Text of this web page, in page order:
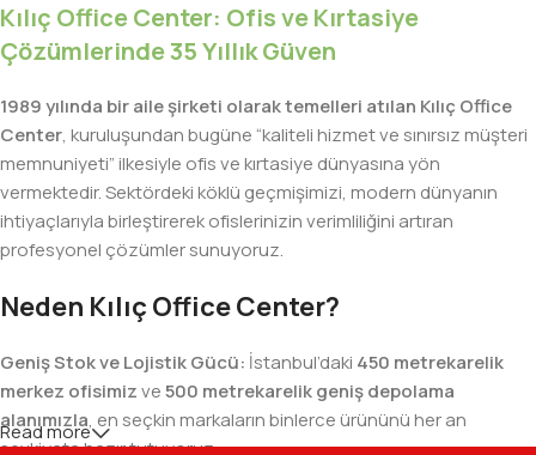
Kılıç Office Center: Ofis ve Kırtasiye
Çözümlerinde 35 Yıllık Güven
1989 yılında bir aile şirketi olarak temelleri atılan Kılıç Office
Center, kuruluşundan bugüne “kaliteli hizmet ve sınırsız müşteri
memnuniyeti” ilkesiyle ofis ve kırtasiye dünyasına yön
vermektedir. Sektördeki köklü geçmişimizi, modern dünyanın
ihtiyaçlarıyla birleştirerek ofislerinizin verimliliğini artıran
profesyonel çözümler sunuyoruz.
Neden Kılıç Office Center?
Geniş Stok ve Lojistik Gücü: İstanbul’daki 450 metrekarelik
merkez ofisimizve500 metrekarelik geniş depolama
alanımızla, en seçkin markaların binlerce ürününü her an
sevkiyata hazır tutuyoruz.
Read more